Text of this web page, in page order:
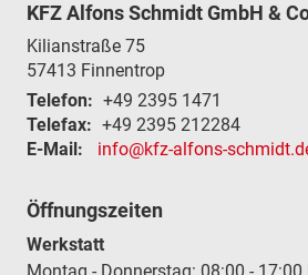
KFZ Alfons Schmidt GmbH &
Kilianstraße 75
57413 Finnentrop
Telefon: +49 2395 1471
Telefax: +49 2395 212284
E-Mail:
info@kfz-alfons-
Öffnungszeiten
Werkstatt